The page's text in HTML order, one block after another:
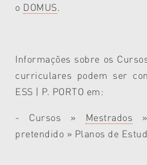
o DOMUS.
Informações sobre os
curriculares podem ser
ESS | P. PORTO em:
- Cursos » Mestrados »
pretendido » Planos de